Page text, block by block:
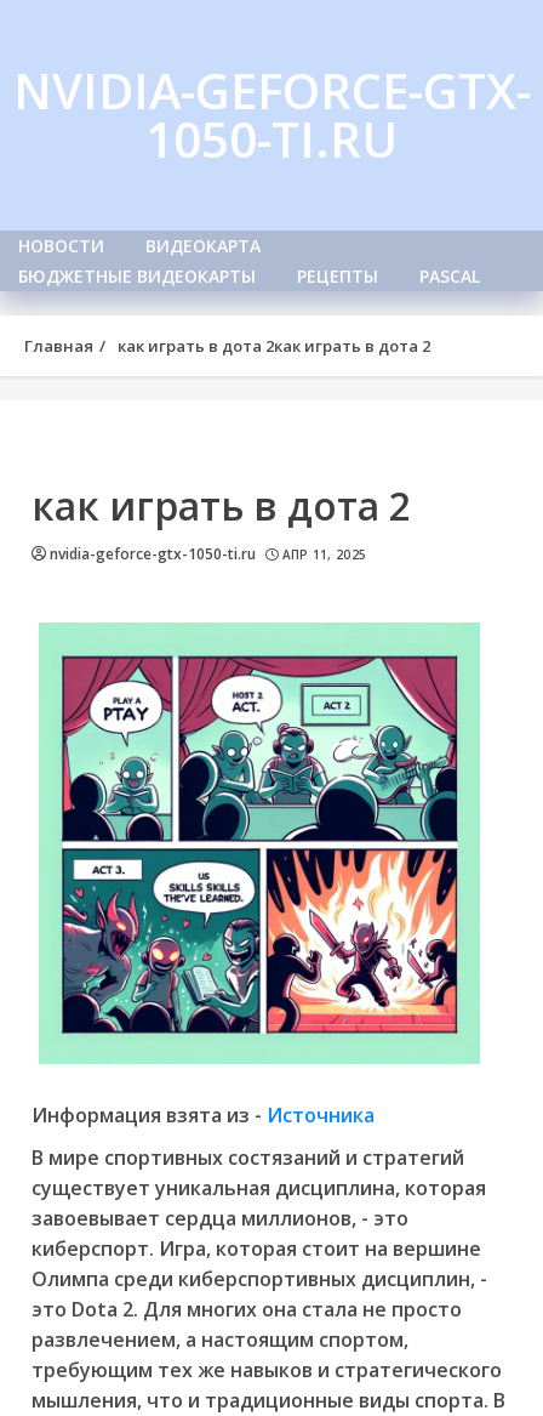
content
NVIDIA-GEFORCE-GTX-
1050-TI.RU
НОВОСТИ
ВИДЕОКАРТА
БЮДЖЕТНЫЕ ВИДЕОКАРТЫ
РЕЦЕПТЫ PASCAL
Главная как играть в дота 2как играть в дота 2
как играть в дота 2
nvidia-geforce-gtx-1050-ti.ru АПР 11, 2025
Информация взята из - Источника
В мире спортивных состязаний и стратегий
существует уникальная дисциплина, которая
завоевывает сердца миллионов, - это
киберспорт. Игра, которая стоит на вершине
Олимпа среди киберспортивных дисциплин, -
это Dota 2. Для многих она стала не просто
развлечением, а настоящим спортом,
требующим тех же навыков и стратегического
мышления, что и традиционные виды спорта. В